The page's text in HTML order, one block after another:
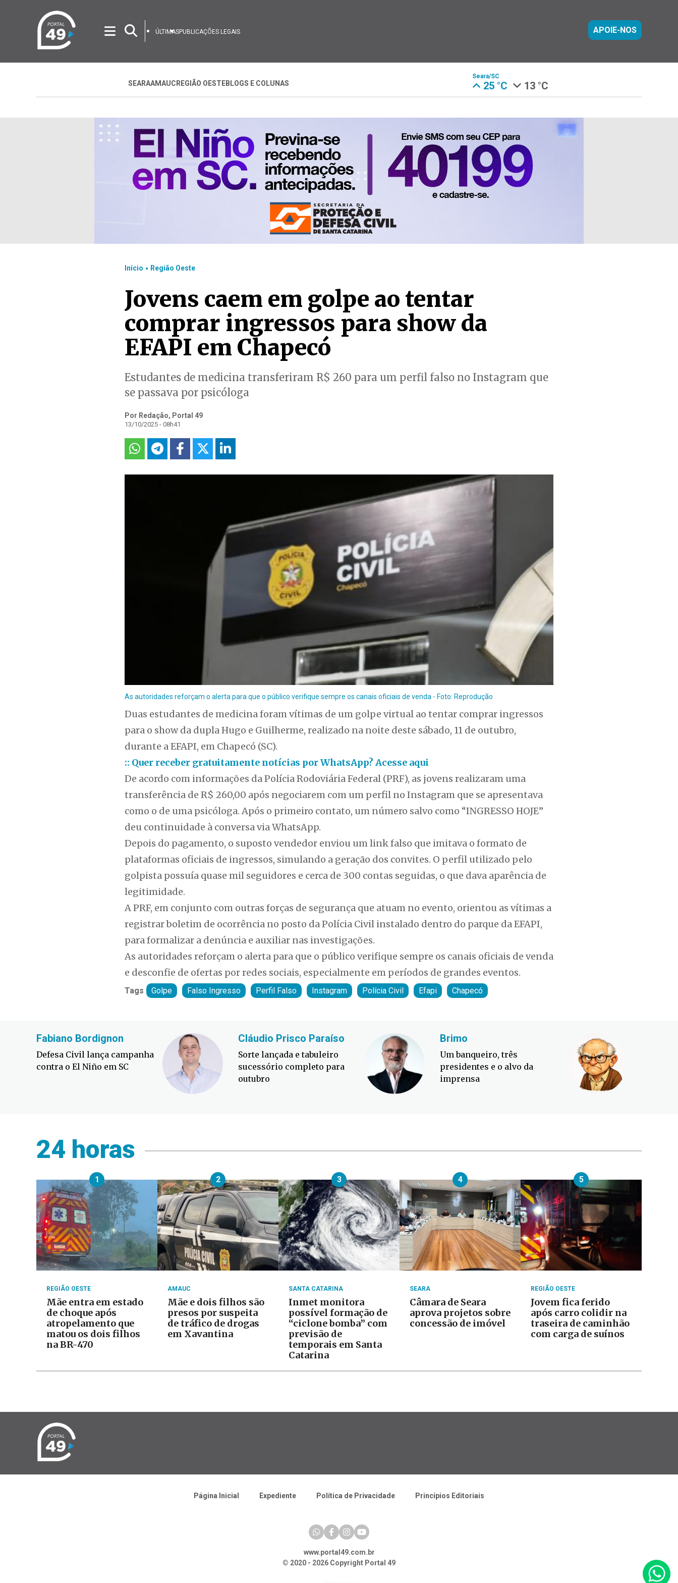
ÚLTIMASPUBLICAÇÕES LEGAIS APOIE-NOS
SEARAAMAUC REGIÃO OESTEBLOGS E COLUNAS
Seara/SC
25 °C 13 °C
Início . Região Oeste
Jovens caem em golpe ao tentar
comprar ingressos para show da
EFAPI em Chapecó
Estudantes de medicina transferiram R$ 260 para um perfil falso no Instagram que
se passava por psicóloga
Por Redação, Portal 49
13/10/2025 - 08h41
As autoridades reforçam o alerta para que o público verifique sempre os canais oficiais de venda - Foto: Reprodução
Duas estudantes de medicina foram vítimas de um golpe virtual ao tentar comprar ingressos
para o show da dupla Hugo e Guilherme, realizado na noite deste sábado, 11 de outubro,
durante a EFAPI, em Chapecó (SC).
:: Quer receber gratuitamente notícias por WhatsApp? Acesse aqui
De acordo com informações da Polícia Rodoviária Federal (PRF), as jovens realizaram uma
transferência de R$ 260,00 após negociarem com um perfil no Instagram que se apresentava
como o de uma psicóloga. Após o primeiro contato, um número salvo como “INGRESSO HOJE”
deu continuidade à conversa via WhatsApp.
Depois do pagamento, o suposto vendedor enviou um link falso que imitava o formato de
plataformas oficiais de ingressos, simulando a geração dos convites. O perfil utilizado pelo
golpista possuía quase mil seguidores e cerca de 300 contas seguidas, o que dava aparência de
legitimidade.
A PRF, em conjunto com outras forças de segurança que atuam no evento, orientou as vítimas a
registrar boletim de ocorrência no posto da Polícia Civil instalado dentro do parque da EFAPI,
para formalizar a denúncia e auxiliar nas investigações.
As autoridades reforçam o alerta para que o público verifique sempre os canais oficiais de venda
e desconfie de ofertas por redes sociais, especialmente em períodos de grandes eventos.
Tags Golpe Falso Ingresso Perfil Falso Instagram Polícia Civil Efapi Chapecó
Fabiano Bordignon
Defesa Civil lança campanha
contra o El Niño em SC
Cláudio Prisco Paraíso
Sorte lançada e tabuleiro
sucessório completo para
outubro
Brimo
Um banqueiro, três
presidentes e o alvo da
imprensa
24 horas
1
REGIÃO OESTE
Mãe entra em estado
de choque após
atropelamento que
matou os dois filhos
na BR-470
2
AMAUC
Mãe e dois filhos são
presos por suspeita
de tráfico de drogas
em Xavantina
3
SANTA CATARINA
Inmet monitora
possível formação de
“ciclone bomba” com
previsão de
temporais em Santa
Catarina
4
SEARA
Câmara de Seara
aprova projetos sobre
concessão de imóvel
5
REGIÃO OESTE
Jovem fica ferido
após carro colidir na
traseira de caminhão
com carga de suínos
Página Inicial Expediente Política de Privacidade Princípios Editoriais
www.portal49.com.br
© 2020 - 2026 Copyright Portal 49